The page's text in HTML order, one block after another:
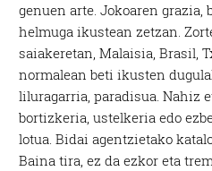
genuen arte. Jokoaren
helmuga ikustean zetzan.
saiakeretan, Malaisia, Brasil,
normalean beti ikusten
liluragarria, paradisua. Nahiz
bortizkeria, ustelkeria edo
lotua. Bidai agentzietako
Baina tira, ez da ezkor eta